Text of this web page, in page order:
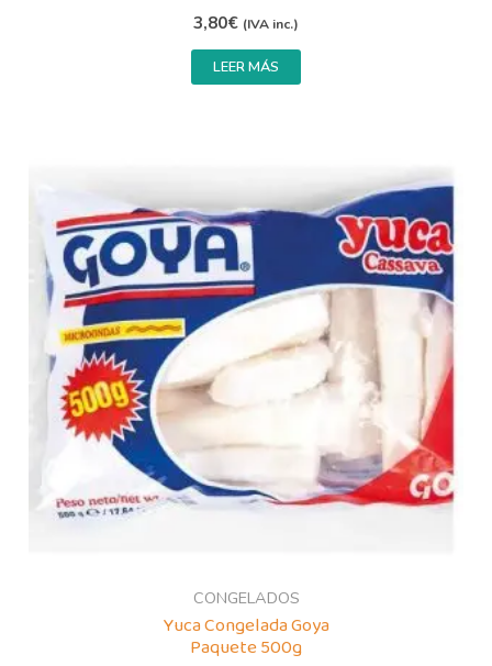
3,80€ (IVA inc.)
LEER MÁS
CONGELADOS
Yuca Congelada Goya
Paquete 500g